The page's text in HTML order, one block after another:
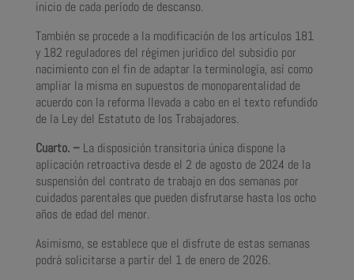
inicio de cada período de descanso.
También se procede a la modificación de los artículos 181
y 182 reguladores del régimen jurídico del subsidio por
nacimiento con el fin de adaptar la terminología, así como
ampliar la misma en supuestos de monoparentalidad de
acuerdo con la reforma llevada a cabo en el texto refundido
de la Ley del Estatuto de los Trabajadores.
Cuarto. – La disposición transitoria única dispone la
aplicación retroactiva desde el 2 de agosto de 2024 de la
suspensión del contrato de trabajo en dos semanas por
cuidados parentales que pueden disfrutarse hasta los ocho
años de edad del menor.
Asimismo, se establece que el disfrute de estas semanas
podrá solicitarse a partir del 1 de enero de 2026.